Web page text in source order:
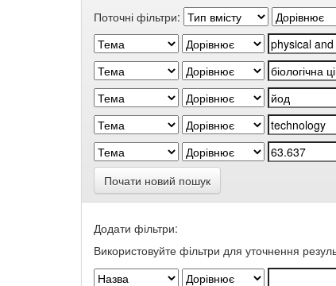
Поточні фільтри:
Почати новий пошук
Додати фільтри:
Використовуйте фільтри для уточнення